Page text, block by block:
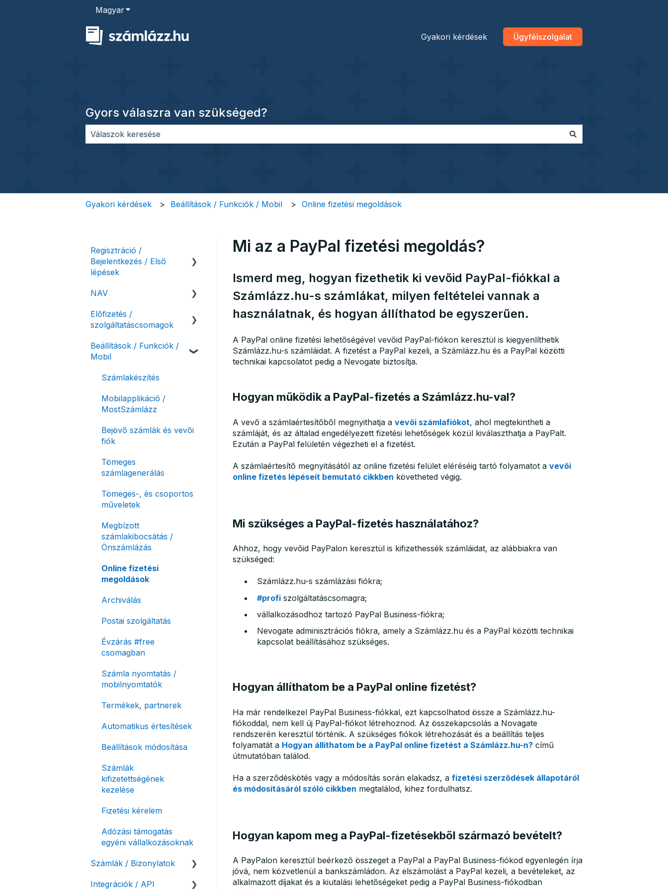
MagyarAlmenü megjelenítése fordításokhoz
Gyakori kérdések Ügyfélszolgálat
Gyors válaszra van szükséged?
Gyakori kérdések Beállítások / Funkciók / Mobil Online fizetési megoldások
Mi az a PayPal fizetési megoldás?
Ismerd meg, hogyan fizethetik ki vevőid PayPal-fiókkal a
Számlázz.hu-s számlákat, milyen feltételei vannak a
használatnak, és hogyan állíthatod be egyszerűen.
A PayPal online fizetési lehetőségével vevőid PayPal-fiókon keresztül is kiegyenlíthetik
Számlázz.hu-s számláidat. A fizetést a PayPal kezeli, a Számlázz.hu és a PayPal közötti
technikai kapcsolatot pedig a Nevogate biztosítja.
Hogyan működik a PayPal-fizetés a Számlázz.hu-val?
A vevő a számlaértesítőből megnyithatja a vevői számlafiókot, ahol megtekintheti a
számláját, és az általad engedélyezett fizetési lehetőségek közül kiválaszthatja a PayPalt.
Ezután a PayPal felületén végezheti el a fizetést.
A számlaértesítő megnyitásától az online fizetési felület eléréséig tartó folyamatot a vevői
online fizetés lépéseit bemutató cikkben követheted végig.
Mi szükséges a PayPal-fizetés használatához?
Ahhoz, hogy vevőid PayPalon keresztül is kifizethessék számláidat, az alábbiakra van
szükséged:
Számlázz.hu-s számlázási fiókra;
#profiszolgáltatáscsomagra;
vállalkozásodhoz tartozó PayPal Business-fiókra;
Nevogate adminisztrációs fiókra, amely a Számlázz.hu és a PayPal közötti technikai
kapcsolat beállításához szükséges.
Hogyan állíthatom be a PayPal online fizetést?
Ha már rendelkezel PayPal Business-fiókkal, ezt kapcsolhatod össze a Számlázz.hu-
fiókoddal, nem kell új PayPal-fiókot létrehoznod. Az összekapcsolás a Novagate
rendszerén keresztül történik. A szükséges fiókok létrehozását és a beállítás teljes
folyamatát a Hogyan állíthatom be a PayPal online fizetést a Számlázz.hu-n?című
útmutatóban találod.
Ha a szerződéskötés vagy a módosítás során elakadsz, a fizetési szerződések állapotáról
és módosításáról szóló cikkben megtalálod, kihez fordulhatsz.
Hogyan kapom meg a PayPal-fizetésekből származó bevételt?
A PayPalon keresztül beérkező összeget a PayPal a PayPal Business-fiókod egyenlegén írja
jóvá, nem közvetlenül a bankszámládon. Az elszámolást a PayPal kezeli, a bevételeket, az
alkalmazott díjakat és a kiutalási lehetőségeket pedig a PayPal Business-fiókodban
Regisztráció /
Bejelentkezés / Első
lépések
Felhasználó beállításai
Számlázási fiók kezdő
beállításai, első lépések
NAV
NAV online
adatszolgáltatás
Adóhatósági ellenőrzés
adatszolgáltatás
NAV pénztárgép feladás
Számlaverzum
Előfizetés /
szolgáltatáscsomagok
Szolgáltatáscsomag
kiválasztása
Szolgáltatáscsomag
Fiók / felhasználó
Díjfizetés / díjtartozás /
Fizetési módok
Beállítások / Funkciók /
Mobil
Számlakészítés
Mobilapplikáció /
MostSzámlázz
Bejövő számlák és vevői
fiók
Tömeges
számlagenerálás
Tömeges-, és csoportos
műveletek
Megbízott
számlakibocsátás /
Önszámlázás
Online fizetési
megoldások
Archiválás
Postai szolgáltatás
Évzárás #free
csomagban
Számla nyomtatás /
mobilnyomtatók
Termékek, partnerek
Automatikus értesítések
Beállítások módosítása
Számlák
kifizetettségének
kezelése
Fizetési kérelem
Adózási támogatás
egyéni vállalkozásoknak
Számlák / Bizonylatok
Sztornó-, és helyesbítő
Integrációk / API